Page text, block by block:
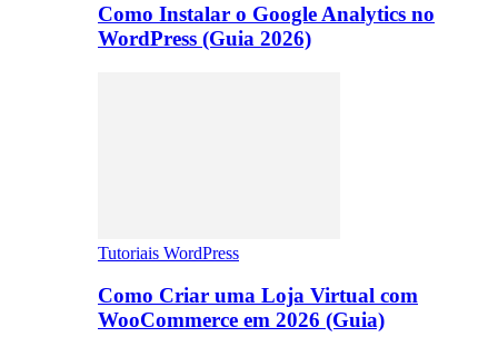
Como Instalar o Google Analytics no
WordPress (Guia 2026)
Tutoriais WordPress
Como Criar uma Loja Virtual com
WooCommerce em 2026 (Guia)